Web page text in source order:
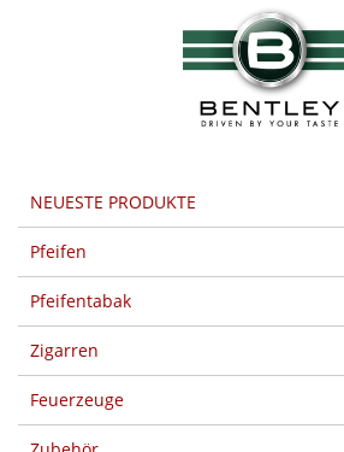
NEUESTE PRODUKTE
Pfeifen
Pfeifentabak
Zigarren
Feuerzeuge